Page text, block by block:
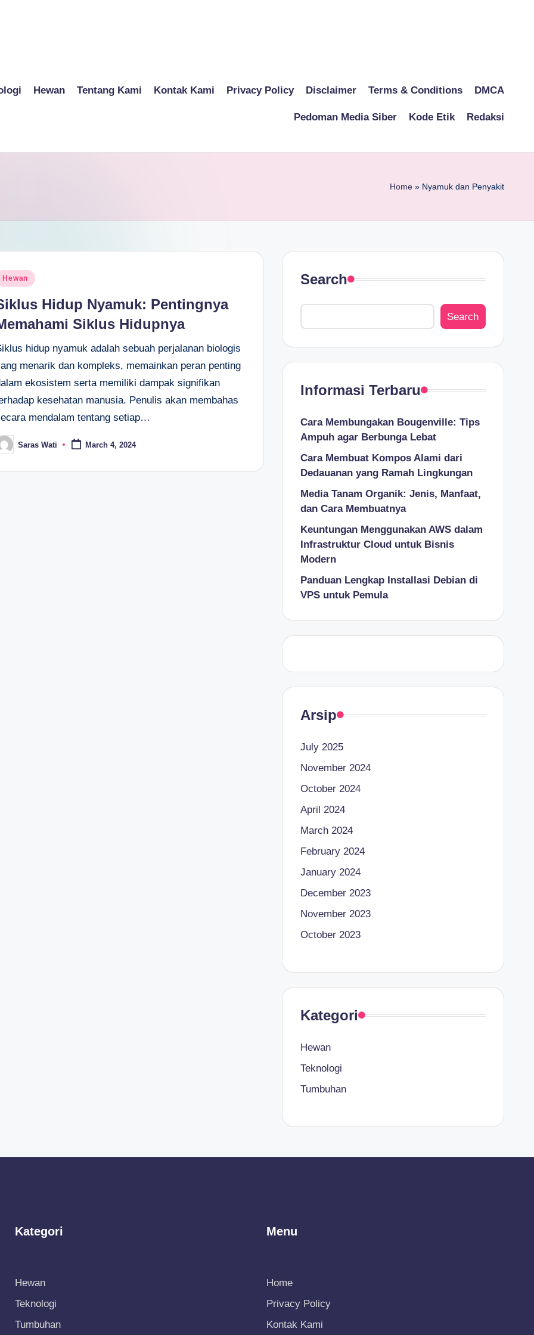
Hewan Tentang Kami Kontak Kami Privacy Policy Disclaimer Terms & Conditions DMCA
Pedoman Media Siber Kode Etik Redaksi
Home » Nyamuk dan Penyakit
Hewan
Hidup Nyamuk: Pentingnya
Siklus Hidupnya
hidup nyamuk adalah sebuah perjalanan biologis
menarik dan kompleks, memainkan peran penting
ekosistem serta memiliki dampak signifikan
kesehatan manusia. Penulis akan membahas
mendalam tentang setiap…
Saras Wati March 4, 2024
Search
Search
Informasi Terbaru
Cara Membungakan Bougenville: Tips
Ampuh agar Berbunga Lebat
Cara Membuat Kompos Alami dari
Dedauanan yang Ramah Lingkungan
Media Tanam Organik: Jenis, Manfaat,
dan Cara Membuatnya
Keuntungan Menggunakan AWS dalam
Infrastruktur Cloud untuk Bisnis
Modern
Panduan Lengkap Installasi Debian di
VPS untuk Pemula
Arsip
July 2025
November 2024
October 2024
April 2024
March 2024
February 2024
January 2024
December 2023
November 2023
October 2023
Kategori
Hewan
Teknologi
Tumbuhan
Kategori
Hewan
Teknologi
Tumbuhan
Menu
Home
Privacy Policy
Kontak Kami